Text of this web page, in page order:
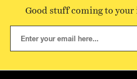
Good stuff coming to